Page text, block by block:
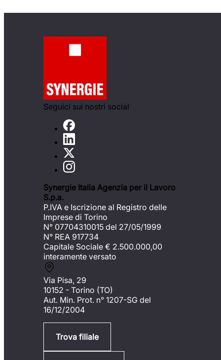
Seguici sui nostri social
Synergie Italia Agenzia per il Lavoro
S.p.a.
P.IVA e Iscrizione al Registro delle
Imprese di Torino
N° 07704310015 del 27/05/1999
N° REA 917734
Capitale Sociale € 2.500.000,00
interamente versato
Via Pisa, 29
10152 - Torino (TO)
Aut. Min. Prot. n° 1207-SG del
16/12/2004
Trova filiale